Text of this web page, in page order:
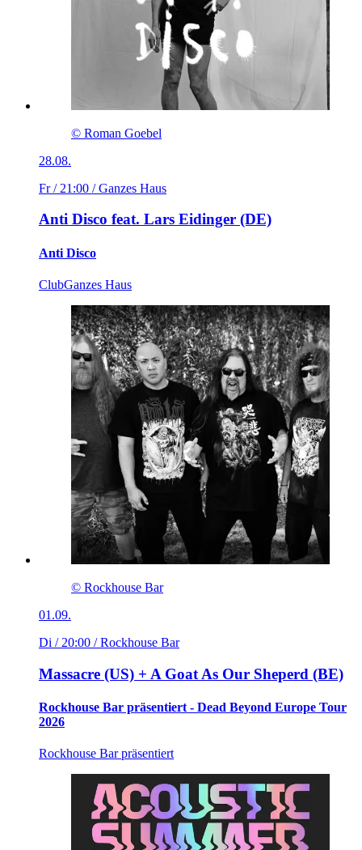
© Roman Goebel
28.08.
Fr / 21:00 / Ganzes Haus
Anti Disco feat. Lars Eidinger (DE)
Anti Disco
ClubGanzes Haus
© Rockhouse Bar
01.09.
Di / 20:00 / Rockhouse Bar
Massacre (US) + A Goat As Our Sheperd (BE)
Rockhouse Bar präsentiert - Dead Beyond Europe Tour
2026
Rockhouse Bar präsentiert